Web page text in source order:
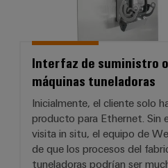
Interfaz de suministro
máquinas tuneladoras
Inicialmente, el cliente solo
producto para Ethernet. Sin
visita in situ, el equipo de
de que los procesos del
tuneladoras podrían ser